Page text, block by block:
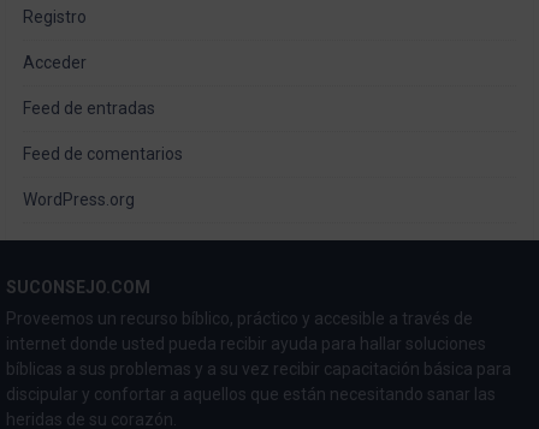
Registro
Acceder
Feed de entradas
Feed de comentarios
WordPress.org
SUCONSEJO.COM
Proveemos un recurso bíblico, práctico y accesible a través de
internet donde usted pueda recibir ayuda para hallar soluciones
bíblicas a sus problemas y a su vez recibir capacitación básica para
discipular y confortar a aquellos que están necesitando sanar las
heridas de su corazón.